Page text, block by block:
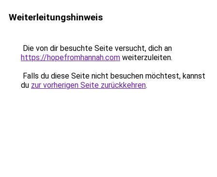
Weiterleitungshinweis
Die von dir besuchte Seite versucht, dich an
https://hopefromhannah.com weiterzuleiten.
Falls du diese Seite nicht besuchen möchtest, kannst
du zur vorherigen Seite zurückkehren.